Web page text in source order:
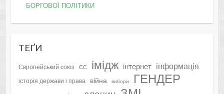
БОРГОВОЇ ПОЛІТИКИ
ТЕҐИ
Європейський союз ЄС імідж інтернет інформація
історія держави і права війна вибори ГЕНДЕР